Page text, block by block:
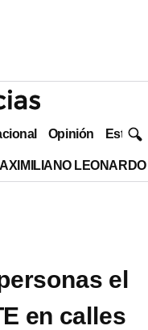
Opinión Estilo
el
en calles